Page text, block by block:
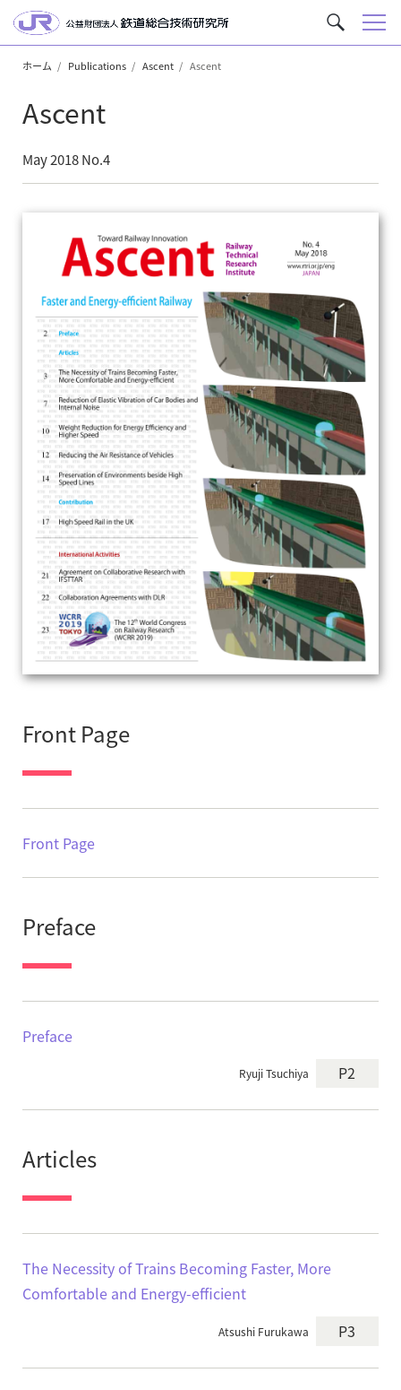
サ
イ
メ
ホーム Publications Ascent Ascent
Ascent
May 2018 No.4
Front Page
Front Page
Preface
Preface
Ryuji Tsuchiya P2
Articles
The Necessity of Trains Becoming Faster, More
Comfortable and Energy-efficient
Atsushi Furukawa P3